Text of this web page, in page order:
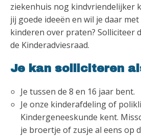
ziekenhuis nog kindvriendelijker
jij goede ideeën en wil je daar
kinderen over praten? Solliciteer
de Kinderadviesraad.
Je kan solliciteren
Je tussen de 8 en 16 jaar bent.
Je onze kinderafdeling of
Kindergeneeskunde kent.
je broertje of zusje al eens op